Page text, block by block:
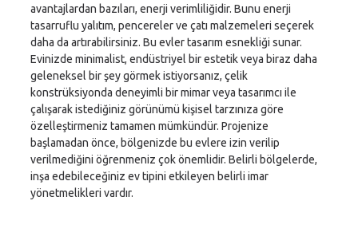
avantajlardan bazıları, enerji verimliliğidir. Bunu enerji
tasarruflu yalıtım, pencereler ve çatı malzemeleri seçerek
daha da artırabilirsiniz. Bu evler tasarım esnekliği sunar.
Evinizde minimalist, endüstriyel bir estetik veya biraz daha
geleneksel bir şey görmek istiyorsanız, çelik
konstrüksiyonda deneyimli bir mimar veya tasarımcı ile
çalışarak istediğiniz görünümü kişisel tarzınıza göre
özelleştirmeniz tamamen mümkündür. Projenize
başlamadan önce, bölgenizde bu evlere izin verilip
verilmediğini öğrenmeniz çok önemlidir. Belirli bölgelerde,
inşa edebileceğiniz ev tipini etkileyen belirli imar
yönetmelikleri vardır.